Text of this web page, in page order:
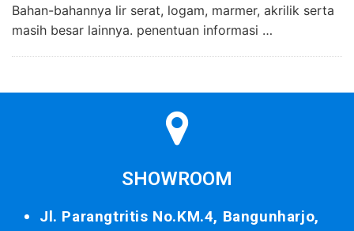
Bahan-bahannya lir serat, logam, marmer, akrilik serta
masih besar lainnya. penentuan informasi …
SHOWROOM
Jl. Parangtritis No.KM.4, Bangunharjo,